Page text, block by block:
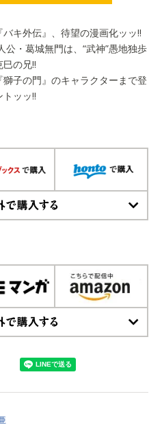
キ外伝』、待望の漫画化ッッ!!
・葛城無門は、“武神”愚地独歩
の兄!!
子の門』のキャラクターまで登
ッッ!!